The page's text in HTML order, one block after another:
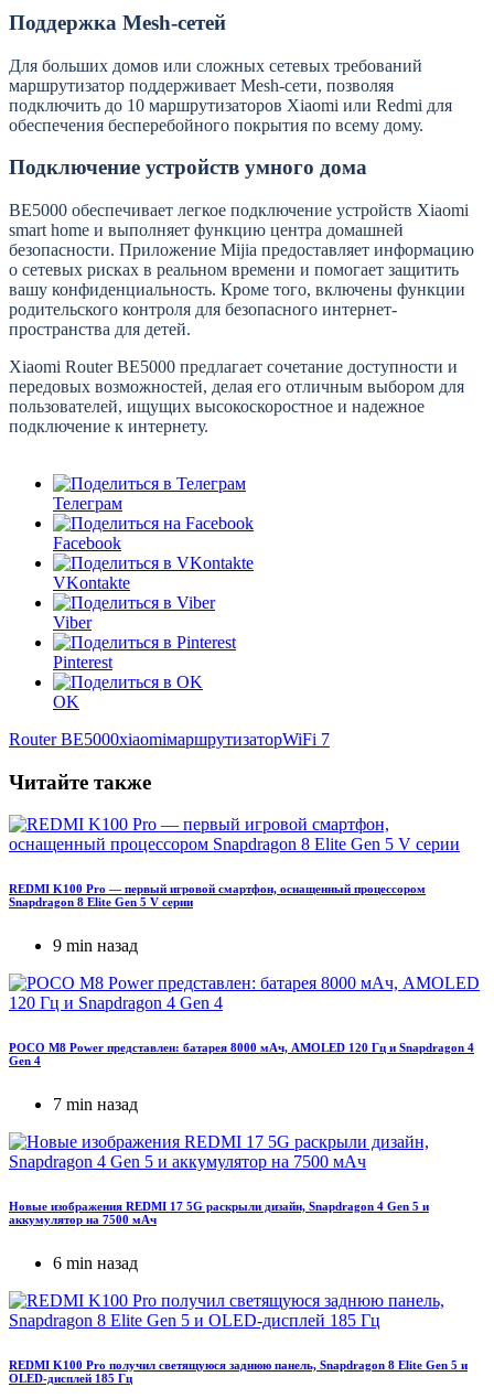
Поддержка Mesh-сетей
Для больших домов или сложных сетевых требований
маршрутизатор поддерживает Mesh-сети, позволяя
подключить до 10 маршрутизаторов Xiaomi или Redmi для
обеспечения бесперебойного покрытия по всему дому.
Подключение устройств умного дома
BE5000 обеспечивает легкое подключение устройств Xiaomi
smart home и выполняет функцию центра домашней
безопасности. Приложение Mijia предоставляет информацию
о сетевых рисках в реальном времени и помогает защитить
вашу конфиденциальность. Кроме того, включены функции
родительского контроля для безопасного интернет-
пространства для детей.
Xiaomi Router BE5000 предлагает сочетание доступности и
передовых возможностей, делая его отличным выбором для
пользователей, ищущих высокоскоростное и надежное
подключение к интернету.
Телеграм
Facebook
VKontakte
Viber
Pinterest
OK
Router BE5000xiaomiмаршрутизаторWiFi 7
Читайте также
REDMI K100 Pro — первый игровой смартфон, оснащенный процессором
Snapdragon 8 Elite Gen 5 V серии
9 min назад
POCO M8 Power представлен: батарея 8000 мАч, AMOLED 120 Гц и Snapdragon 4
Gen 4
7 min назад
Новые изображения REDMI 17 5G раскрыли дизайн, Snapdragon 4 Gen 5 и
аккумулятор на 7500 мАч
6 min назад
REDMI K100 Pro получил светящуюся заднюю панель, Snapdragon 8 Elite Gen 5 и
OLED-дисплей 185 Гц